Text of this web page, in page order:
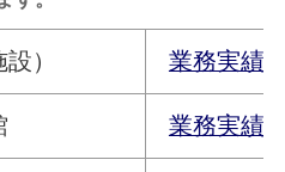
） 業務実績
業務実績